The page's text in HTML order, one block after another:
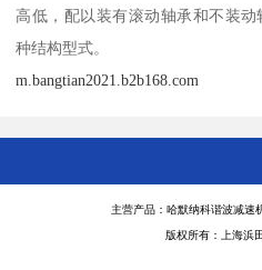
高低，配以装有滚动轴承和不装
种结构型式。
m.bangtian2021.b2b168.com
主营产品：哈默纳科谐波减
版权所有：上海浜